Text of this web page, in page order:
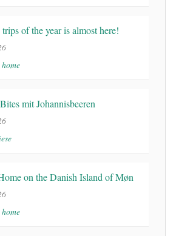
of the year is almost here!
mit Johannisbeeren
on the Danish Island of Møn